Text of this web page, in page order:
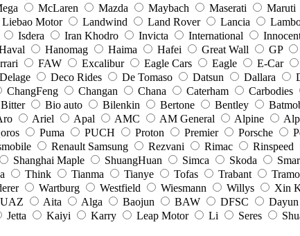
McLaren Mazda Maybach Maserati Maruti
Liebao Motor Landwind Land Rover Lancia
Isdera Iran Khodro Invicta International
Hanomag Haima Hafei Great Wall GP
FAW Excalibur Eagle Cars Eagle E-Car
Delage Deco Rides De Tomaso Datsun Dallara
ChangFeng Changan Chana Caterham Carbodies
Bitter Bio auto Bilenkin Bertone Bentley
Ariel Apal AMC AM General Alpine
Puma PUCH Proton Premier Porsche
Renault Samsung Rezvani Rimac Rinspeed
Shanghai Maple ShuangHuan Simca Skoda
Think Tianma Tianye Tofas Trabant
Wartburg Westfield Wiesmann Willys Xin
UAZ Aita Alga Baojun BAW DFSC Dayun
Jetta Kaiyi Karry Leap Motor Li Seres